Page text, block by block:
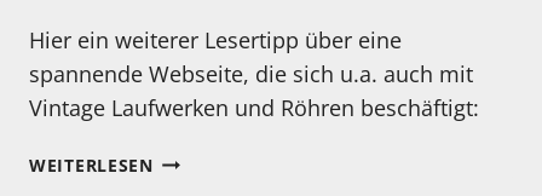
Hier ein weiterer Lesertipp über eine
spannende Webseite, die sich u.a. auch mit
Vintage Laufwerken und Röhren beschäftigt:
WEITERLESENLESERTIPP: